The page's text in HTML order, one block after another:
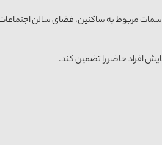
مربوط به ساکنین، فضای سالن
افراد حاضر را تضمین کند.